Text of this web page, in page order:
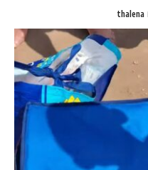
thalena